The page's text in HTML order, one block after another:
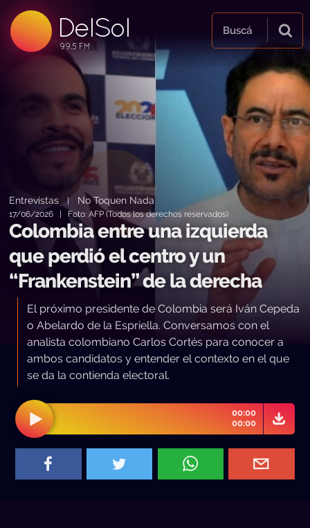
DelSol
99.5 FM
99.5 FM
99.5 FM
Buscá
Entrevistas | No Toquen Nada
17/06/2026 | Foto: AFP (Todos los derechos reservados)
Colombia entre una izquierda
que perdió el centro y un
“Frankenstein” de la derecha
El próximo presidente de Colombia será Iván Cepeda
o Abelardo de la Espriella. Conversamos con el
analista colombiano Carlos Cortés para conocer a
ambos candidatos y entender el contexto en el que
se da la contienda electoral.
00:00
00:00